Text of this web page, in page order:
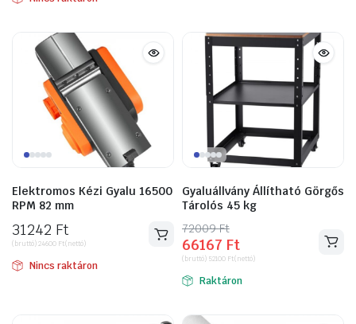
Elektromos Kézi Gyalu 16500
RPM 82 mm
31242 Ft
(bruttó)24600 Ft(nettó)
Nincs raktáron
Gyaluállvány Állítható Görgős
Tárolós 45 kg
72009Ft
Original
price
was:
72009 Ft.
66167 Ft
Current
price
is:
66167 Ft.
(bruttó) 52100 Ft(nettó)
Raktáron